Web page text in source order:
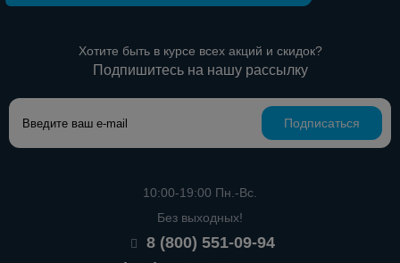
Хотите быть в курсе всех акций и скидок?
Подпишитесь на нашу рассылку
Подписаться
10:00-19:00 Пн.-Вс.
Без выходных!
8 (800) 551-09-94